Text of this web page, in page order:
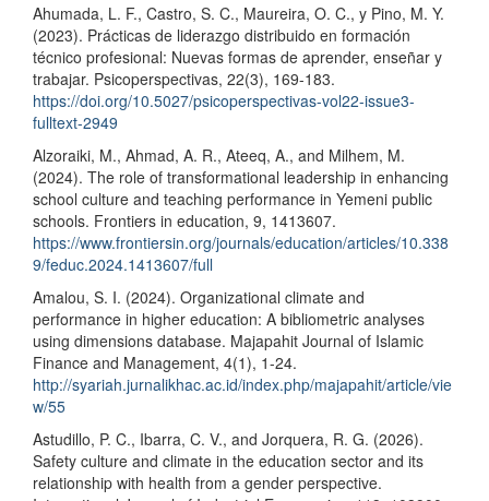
Ahumada, L. F., Castro, S. C., Maureira, O. C., y Pino, M. Y.
(2023). Prácticas de liderazgo distribuido en formación
técnico profesional: Nuevas formas de aprender, enseñar y
trabajar. Psicoperspectivas, 22(3), 169-183.
https://doi.org/10.5027/psicoperspectivas-vol22-issue3-
fulltext-2949
Alzoraiki, M., Ahmad, A. R., Ateeq, A., and Milhem, M.
(2024). The role of transformational leadership in enhancing
school culture and teaching performance in Yemeni public
schools. Frontiers in education, 9, 1413607.
https://www.frontiersin.org/journals/education/articles/10.338
9/feduc.2024.1413607/full
Amalou, S. I. (2024). Organizational climate and
performance in higher education: A bibliometric analyses
using dimensions database. Majapahit Journal of Islamic
Finance and Management, 4(1), 1-24.
http://syariah.jurnalikhac.ac.id/index.php/majapahit/article/vie
w/55
Astudillo, P. C., Ibarra, C. V., and Jorquera, R. G. (2026).
Safety culture and climate in the education sector and its
relationship with health from a gender perspective.